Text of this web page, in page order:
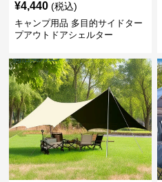
¥4,440 (税込)
キャンプ用品 多目的サイドター
プアウトドアシェルター